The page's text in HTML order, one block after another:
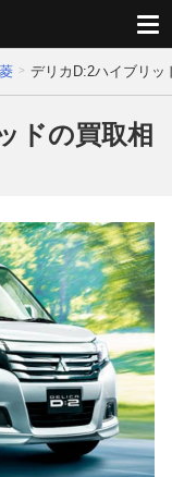
デリカD:2ハイブリッ
ドの買取相